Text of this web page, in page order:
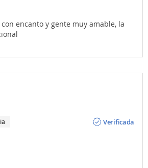
encanto y gente muy amable, la
Verificada